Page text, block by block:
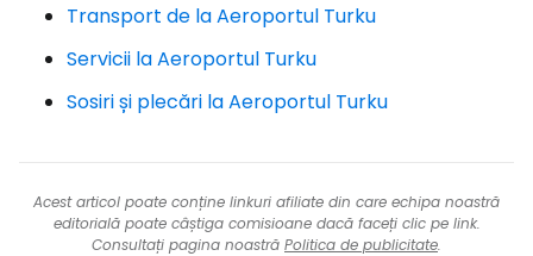
Transport de la Aeroportul Turku
Servicii la Aeroportul Turku
Sosiri și plecări la Aeroportul Turku
Acest articol poate conține linkuri afiliate din care echipa noastră
editorială poate câștiga comisioane dacă faceți clic pe link.
Consultați pagina noastră Politica de publicitate.